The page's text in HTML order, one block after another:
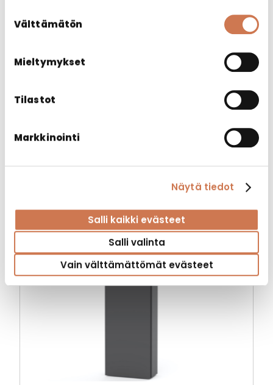
valinta
Välttämätön
Mieltymykset
Tilastot
Markkinointi
Näytä tiedot
Salli kaikki evästeet
Salli valinta
Vain välttämättömät evästeet
Kylpyhuonekaapit